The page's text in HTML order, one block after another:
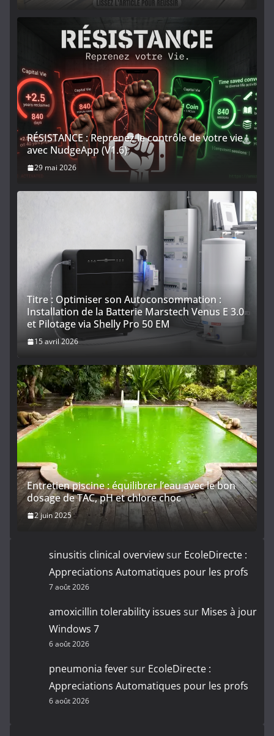
RÉSISTANCE : Reprenez le contrôle de votre vie
avec NudgeApp (V1.6)
29 mai 2026
Titre : Optimiser son Autoconsommation :
Installation de la Batterie Marstech Venus E 3.0
et Pilotage via Shelly Pro 50 EM
15 avril 2026
Entretien piscine : équilibrer l’eau avec le bon
dosage de TAC, pH et chlore choc
2 juin 2025
sinusitis clinical overviewsur EcoleDirecte :
Appreciations Automatiques pour les profs
7 août 2026
amoxicillin tolerability issues sur Mises à jour
Windows 7
6 août 2026
pneumonia feversur EcoleDirecte :
Appreciations Automatiques pour les profs
6 août 2026